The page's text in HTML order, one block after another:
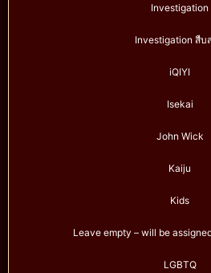
Investigation
Investigation สืบ
iQIYI
Isekai
John Wick
Kaiju
Kids
Leave empty – will be
LGBTQ